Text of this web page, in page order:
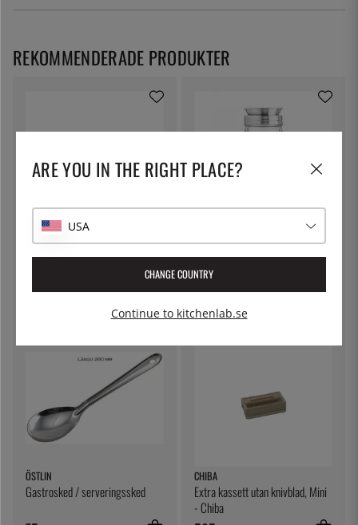
Extra blad till Mini - Chiba
449:-
Spiralizer set - Kilner
399:-
ÖSTLIN
Gastrosked / serveringssked
CHIBA
Extra kassett utan knivblad, Mini
- Chiba
REKOMMENDERADE PRODUKTER
ARE YOU IN THE RIGHT PLACE?
USA
CHANGE COUNTRY
Continue to kitchenlab.se